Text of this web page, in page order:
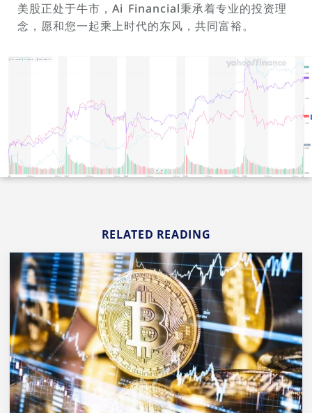
美股正处于牛市，Ai Financial秉承着专业的投资理
念，愿和您一起乘上时代的东风，共同富裕。
RELATED READING